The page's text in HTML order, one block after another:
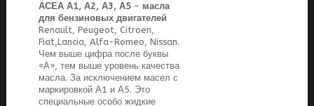
АСЕА А1, А2, А3, А5– масла
для бензиновых двигателей
Renault, Peugeot, Citroen,
Fiat,Lancia, Alfa-Romeo, Nissan.
Чем выше цифра после буквы
«А», тем выше уровень качества
масла. За исключением масел с
маркировкой А1 и А5. Это
специальные особо жидкие